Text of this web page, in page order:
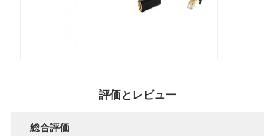
評価とレビュー
総合評価